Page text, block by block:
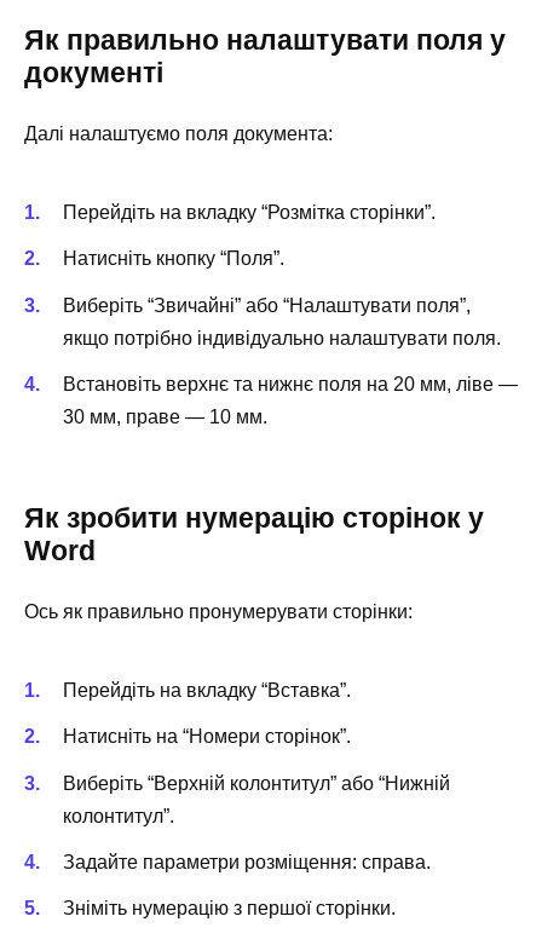
Як правильно налаштувати поля у
документі
Далі налаштуємо поля документа:
Перейдіть на вкладку “Розмітка сторінки”.
Натисніть кнопку “Поля”.
Виберіть “Звичайні” або “Налаштувати поля”,
якщо потрібно індивідуально налаштувати поля.
Встановіть верхнє та нижнє поля на 20 мм, ліве —
30 мм, праве — 10 мм.
Як зробити нумерацію сторінок у
Word
Ось як правильно пронумерувати сторінки:
Перейдіть на вкладку “Вставка”.
Натисніть на “Номери сторінок”.
Виберіть “Верхній колонтитул” або “Нижній
колонтитул”.
Задайте параметри розміщення: справа.
Зніміть нумерацію з першої сторінки.